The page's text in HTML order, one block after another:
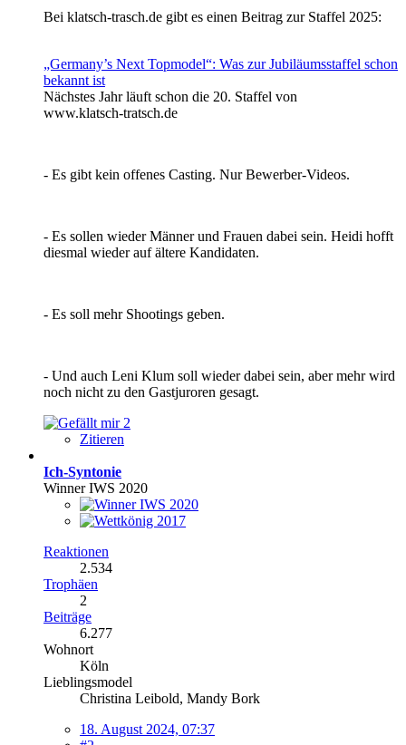
Bei klatsch-trasch.de gibt es einen Beitrag zur Staffel 2025:
„Germany’s Next Topmodel“: Was zur Jubiläumsstaffel schon
bekannt ist
Nächstes Jahr läuft schon die 20. Staffel von
www.klatsch-tratsch.de
- Es gibt kein offenes Casting. Nur Bewerber-Videos.
- Es sollen wieder Männer und Frauen dabei sein. Heidi hofft
diesmal wieder auf ältere Kandidaten.
- Es soll mehr Shootings geben.
- Und auch Leni Klum soll wieder dabei sein, aber mehr wird
noch nicht zu den Gastjuroren gesagt.
2
Zitieren
Ich-Syntonie
Winner IWS 2020
Reaktionen
2.534
Trophäen
2
Beiträge
6.277
Wohnort
Köln
Lieblingsmodel
Christina Leibold, Mandy Bork
18. August 2024, 07:37